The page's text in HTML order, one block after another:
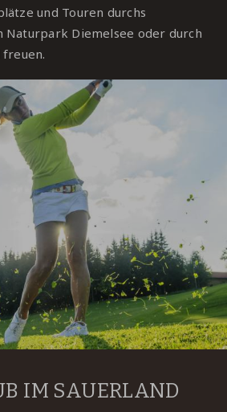
und Touren durchs
Naturpark Diemelsee oder durch
freuen.
IM SAUERLAND